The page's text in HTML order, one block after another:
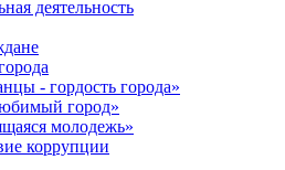
деятельность
- гордость города»
город»
молодежь»
коррупции